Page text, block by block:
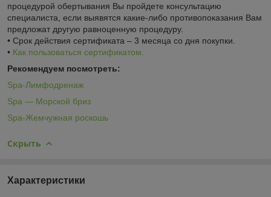
процедурой обертывания Вы пройдете консультацию
специалиста, если выявятся какие-либо противопоказания Вам
предложат другую равноценную процедуру.
• Срок действия сертификата – 3 месяца со дня покупки.
• Как пользоваться сертификатом.
Рекомендуем посмотреть:
Sра-Лимфодренаж
Sра — Морской бриз
Sра-Жемчужная роскошь
Скрыть
Характеристики